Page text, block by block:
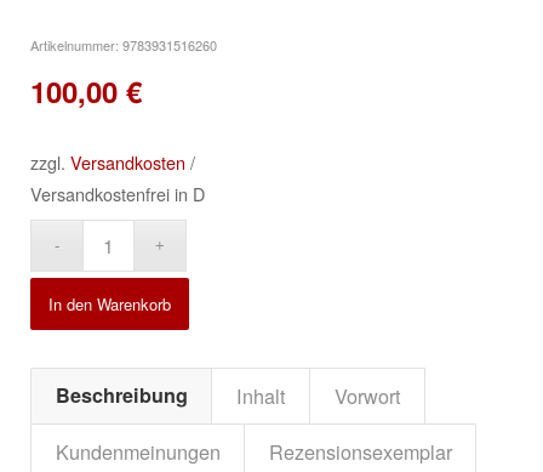
Artikelnummer: 9783931516260
100,00 €
zzgl. Versandkosten /
Versandkostenfrei in D
In den Warenkorb
Beschreibung Inhalt
Vorwort
Kundenmeinungen
Rezensionsexemplar